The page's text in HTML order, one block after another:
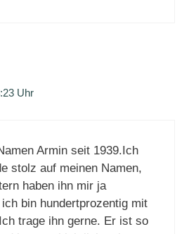
Uhr
Armin seit 1939.Ich
stolz auf meinen Namen,
haben ihn mir ja
bin hundertprozentig mit
trage ihn gerne. Er ist so